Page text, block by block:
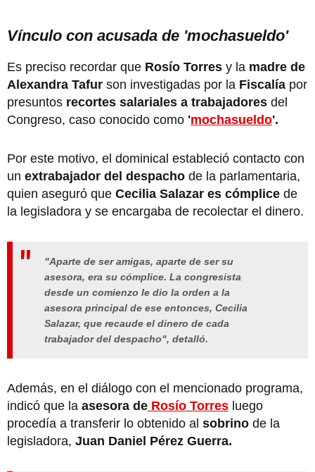
Vínculo con acusada de 'mochasueldo'
Es preciso recordar que Rosío Torres y la madre de
Alexandra Tafur son investigadas por la Fiscalía por
presuntos recortes salariales a trabajadores del
Congreso, caso conocido como 'mochasueldo'.
Por este motivo, el dominical estableció contacto con
un extrabajador del despacho de la parlamentaria,
quien aseguró que Cecilia Salazar es cómplice de
la legisladora y se encargaba de recolectar el dinero.
"Aparte de ser amigas, aparte de ser su
asesora, era su cómplice. La congresista
desde un comienzo le dio la orden a la
asesora principal de ese entonces, Cecilia
Salazar, que recaude el dinero de cada
trabajador del despacho", detalló.
Además, en el diálogo con el mencionado programa,
indicó que la asesora de Rosío Torres luego
procedía a transferir lo obtenido al sobrino de la
legisladora, Juan Daniel Pérez Guerra.